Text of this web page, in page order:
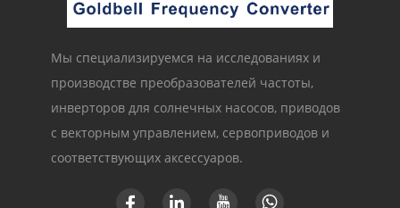
Мы специализируемся на исследованиях и
производстве преобразователей частоты,
инверторов для солнечных насосов, приводов
с векторным управлением, сервоприводов и
соответствующих аксессуаров.